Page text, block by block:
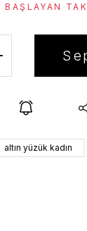
altın yüzük kadın